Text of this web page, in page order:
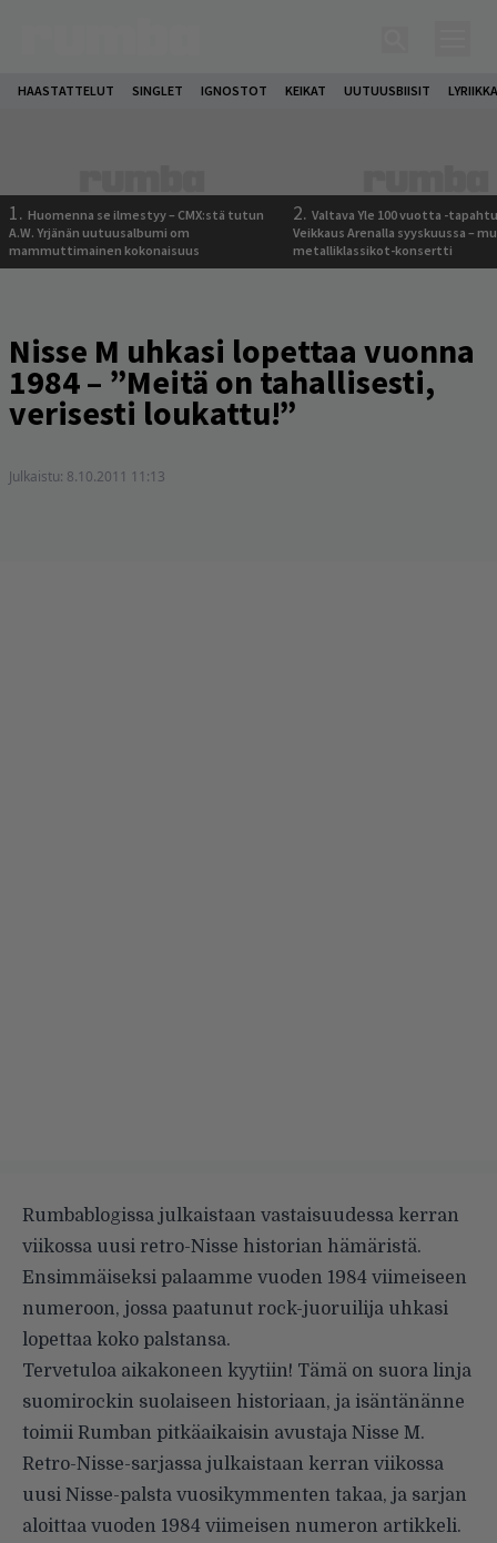
HAASTATTELUT SINGLET IGNOSTOT KEIKAT UUTUUSBIISIT
1. Huomenna se ilmestyy – CMX:stä tutun
A.W. Yrjänän uutuusalbumi om
mammuttimainen kokonaisuus
2. Valtava Yle 100 vuotta -
Veikkaus Arenalla syyskuussa –
metalliklassikot-konsertti
Nisse M uhkasi lopettaa vuonna
1984 – ”Meitä on tahallisesti,
verisesti loukattu!”
Julkaistu: 8.10.2011 11:13
Rumbablogissa julkaistaan vastaisuudessa kerran
viikossa uusi retro-Nisse historian hämäristä.
Ensimmäiseksi palaamme vuoden 1984 viimeiseen
numeroon, jossa paatunut rock-juoruilija uhkasi
lopettaa koko palstansa.
Tervetuloa aikakoneen kyytiin! Tämä on suora linja
suomirockin suolaiseen historiaan, ja isäntänänne
toimii Rumban pitkäaikaisin avustaja Nisse M.
Retro-Nisse-sarjassa julkaistaan kerran viikossa
uusi Nisse-palsta vuosikymmenten takaa, ja sarjan
aloittaa vuoden 1984 viimeisen numeron artikkeli.